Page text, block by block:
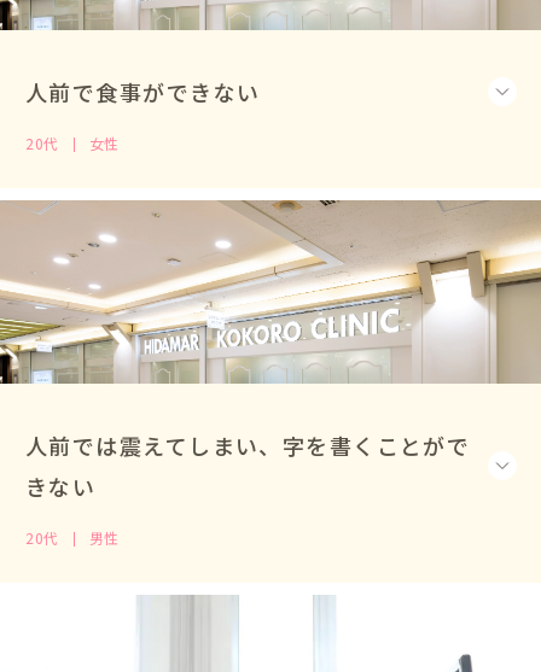
人前で食事ができない
20代 女性
人前では震えてしまい、字を書くことがで
きない
20代 男性